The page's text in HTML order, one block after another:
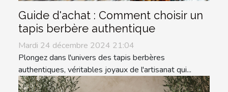
Guide d'achat : Comment choisir un
tapis berbère authentique
Mardi 24 décembre 2024 21:04
Plongez dans l'univers des tapis berbères
authentiques, véritables joyaux de l'artisanat qui...